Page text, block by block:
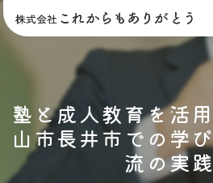
塾と成人教育を活
山市長井市での学
流の実